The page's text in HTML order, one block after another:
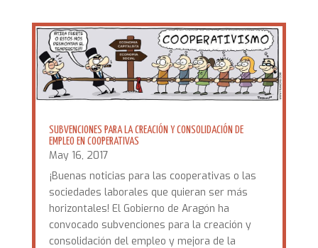
SUBVENCIONES PARA LA CREACIÓN Y CONSOLIDACIÓN DE
EMPLEO EN COOPERATIVAS
May 16, 2017
¡Buenas noticias para las cooperativas o las
sociedades laborales que quieran ser más
horizontales! El Gobierno de Aragón ha
convocado subvenciones para la creación y
consolidación del empleo y mejora de la